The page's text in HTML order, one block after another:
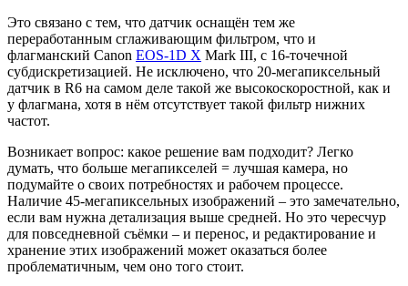
Это связано с тем, что датчик оснащён тем же
переработанным сглаживающим фильтром, что и
флагманский Canon EOS-1D X Mark III, с 16-точечной
субдискретизацией. Не исключено, что 20-мегапиксельный
датчик в R6 на самом деле такой же высокоскоростной, как и
у флагмана, хотя в нём отсутствует такой фильтр нижних
частот.
Возникает вопрос: какое решение вам подходит? Легко
думать, что больше мегапикселей = лучшая камера, но
подумайте о своих потребностях и рабочем процессе.
Наличие 45-мегапиксельных изображений – это замечательно,
если вам нужна детализация выше средней. Но это чересчур
для повседневной съёмки – и перенос, и редактирование и
хранение этих изображений может оказаться более
проблематичным, чем оно того стоит.